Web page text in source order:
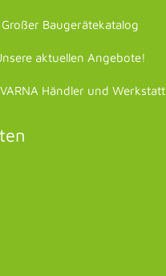
Großer Baugerätekatalog
aktuellen Angebote!
Händler und Werkstatt